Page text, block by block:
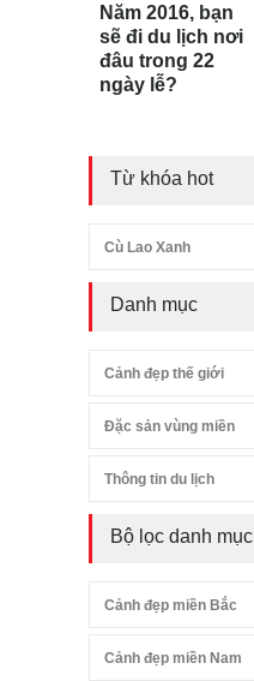
Năm 2016, bạn
sẽ đi du lịch nơi
đâu trong 22
ngày lễ?
Từ khóa hot
Cù Lao Xanh
Danh mục
Cảnh đẹp thế giới
Đặc sản vùng miền
Thông tin du lịch
Bộ lọc danh mục
Cảnh đẹp miền Bắc
Cảnh đẹp miền Nam